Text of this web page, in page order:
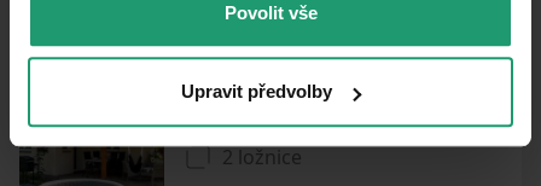
Povolit vše
Upravit předvolby
PRENÁJOM REKREAČNÉHO OBJEKTU
2 ložnice